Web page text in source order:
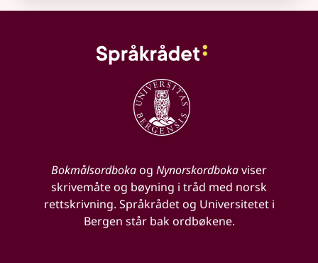
Bokmålsordbokaog Nynorskordbokaviser
skrivemåte og bøyning i tråd med norsk
rettskrivning. Språkrådet og Universitetet i
Bergen står bak ordbøkene.